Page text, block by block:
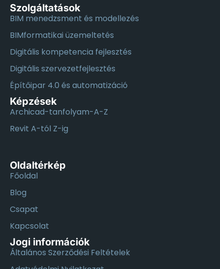
Szolgáltatások
BIM menedzsment és modellezés
BIMformatikai üzemeltetés
Digitális kompetencia fejlesztés
Digitális szervezetfejlesztés
Építőipar 4.0 és automatizáció
Képzések
Archicad-tanfolyam-A-Z
Revit A-tól Z-ig
Oldaltérkép
Főoldal
Blog
Csapat
Kapcsolat
Jogi információk
Általános Szerződési Feltételek